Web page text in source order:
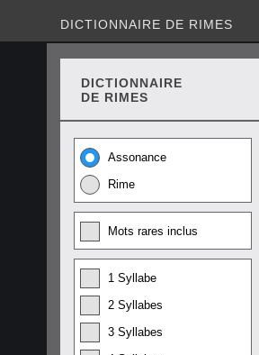
DICTIONNAIRE DE RIMES
DICTIONNAIRE
DE RIMES
Assonance
Rime
Mots rares inclus
1 Syllabe
2 Syllabes
3 Syllabes